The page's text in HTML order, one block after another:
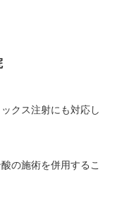
クス注射にも対応し
の施術を併用するこ